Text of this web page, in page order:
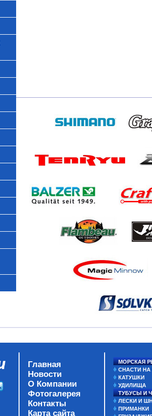
Главная
Новости
О Компании
Фотогалерея
Контакты
Карта сайта
МОРСКАЯ
СНАСТИ
КАТУШКИ
УДИЛИЩА
ТУБУСЫ И
ЛЕСКИ И
ПРИМАНКИ